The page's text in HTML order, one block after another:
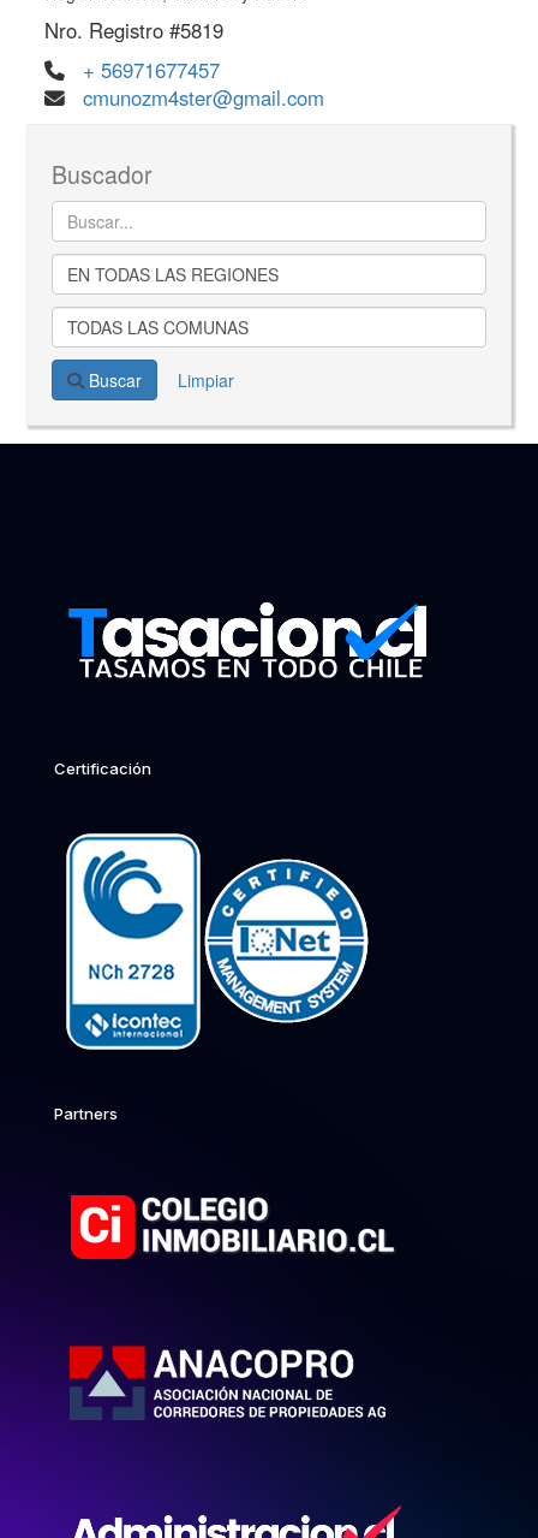
Nro. Registro #5819
+ 56971677457
cmunozm4ster@gmail.com
Buscador
Buscar Limpiar
Certificación
Partners